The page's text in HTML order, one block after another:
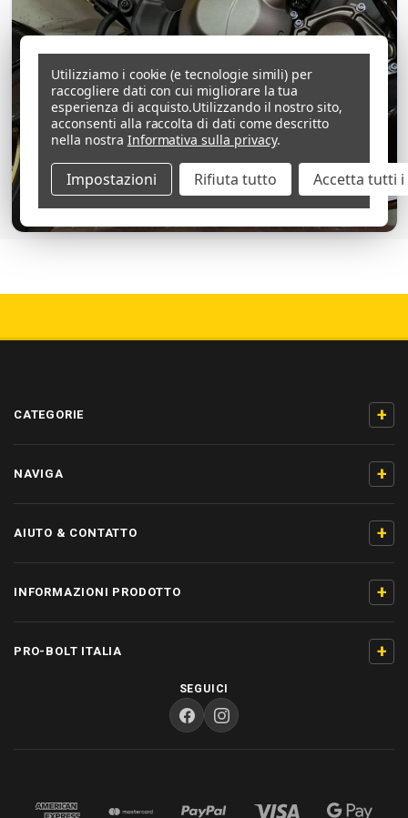
CATEGORIE +
NAVIGA +
AIUTO & CONTATTO +
INFORMAZIONI PRODOTTO +
PRO-BOLT ITALIA +
SEGUICI
Utilizziamo i cookie (e tecnologie simili) per
raccogliere dati con cui migliorare la tua
esperienza di acquisto.Utilizzando il nostro sito,
acconsenti alla raccolta di dati come descritto
nella nostra Informativa sulla privacy.
Impostazioni Rifiuta tutto Accetta tutti